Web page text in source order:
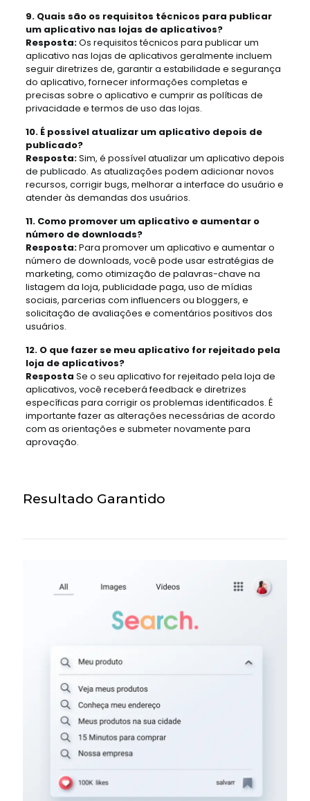
9. Quais são os requisitos técnicos para publicar
um aplicativo nas lojas de aplicativos?
Resposta:Os requisitos técnicos para publicar um
aplicativo nas lojas de aplicativos geralmente incluem
seguir diretrizes de, garantir a estabilidade e segurança
do aplicativo, fornecer informações completas e
precisas sobre o aplicativo e cumprir as políticas de
privacidade e termos de uso das lojas.
10. É possível atualizar um aplicativo depois de
publicado?
Resposta:Sim, é possível atualizar um aplicativo depois
de publicado. As atualizações podem adicionar novos
recursos, corrigir bugs, melhorar a interface do usuário e
atender às demandas dos usuários.
11. Como promover um aplicativo e aumentar o
número de downloads?
Resposta:Para promover um aplicativo e aumentar o
número de downloads, você pode usar estratégias de
marketing, como otimização de palavras-chave na
listagem da loja, publicidade paga, uso de mídias
sociais, parcerias com influencers ou bloggers, e
solicitação de avaliações e comentários positivos dos
usuários.
12. O que fazer se meu aplicativo for rejeitado pela
loja de aplicativos?
Resposta Se o seu aplicativo for rejeitado pela loja de
aplicativos, você receberá feedback e diretrizes
específicas para corrigir os problemas identificados. É
importante fazer as alterações necessárias de acordo
com as orientações e submeter novamente para
aprovação.
Resultado Garantido